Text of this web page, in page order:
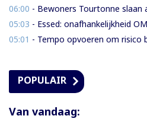
06:00 - Bewoners Tourtonne slaan alarm over toenemende prostitutie,
05:03 - Essed: onafhankelijkheid OM mag
05:01 - Tempo opvoeren om risico
POPULAIR
Van vandaag: